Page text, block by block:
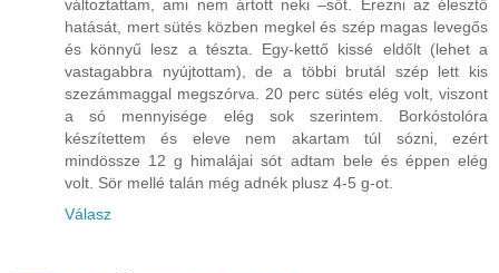
változtattam, ami nem ártott neki –sőt. Érezni az élesztő
hatását, mert sütés közben megkel és szép magas levegős
és könnyű lesz a tészta. Egy-kettő kissé eldőlt (lehet a
vastagabbra nyújtottam), de a többi brutál szép lett kis
szezámmaggal megszórva. 20 perc sütés elég volt, viszont
a só mennyisége elég sok szerintem. Borkóstolóra
készítettem és eleve nem akartam túl sózni, ezért
mindössze 12 g himalájai sót adtam bele és éppen elég
volt. Sör mellé talán még adnék plusz 4-5 g-ot.
Válasz